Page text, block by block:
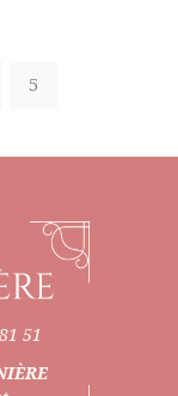
5
51